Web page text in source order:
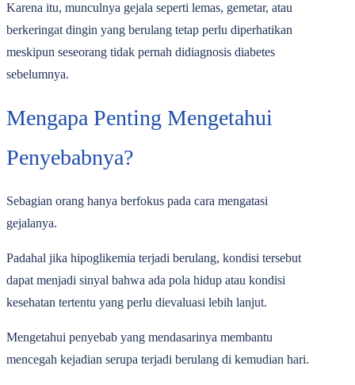
Karena itu, munculnya gejala seperti lemas, gemetar, atau
berkeringat dingin yang berulang tetap perlu diperhatikan
meskipun seseorang tidak pernah didiagnosis diabetes
sebelumnya.
Mengapa Penting Mengetahui
Penyebabnya?
Sebagian orang hanya berfokus pada cara mengatasi
gejalanya.
Padahal jika hipoglikemia terjadi berulang, kondisi tersebut
dapat menjadi sinyal bahwa ada pola hidup atau kondisi
kesehatan tertentu yang perlu dievaluasi lebih lanjut.
Mengetahui penyebab yang mendasarinya membantu
mencegah kejadian serupa terjadi berulang di kemudian hari.